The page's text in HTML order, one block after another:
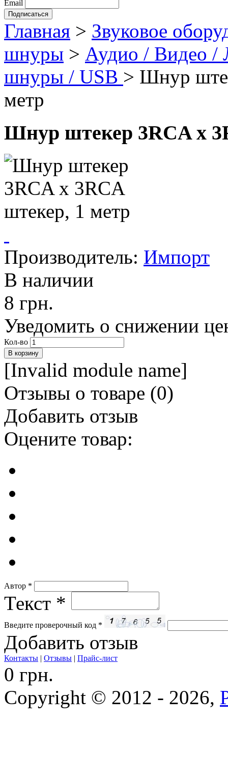
Email
Главная > Звуковое
шнуры > Аудио / Видео /
шнуры / USB > Шнур
метр
Шнур штекер 3RCA х
Производитель: Импорт
В наличии
8 грн.
Уведомить о снижении
Кол-во
[Invalid module name]
Отзывы о товаре (0)
Добавить отзыв
Оцените товар:
Автор *
Текст *
Введите проверочный код *
Добавить отзыв
Контакты | Отзывы | Прайс-лист
0 грн.
Copyright © 2012 - 2026,